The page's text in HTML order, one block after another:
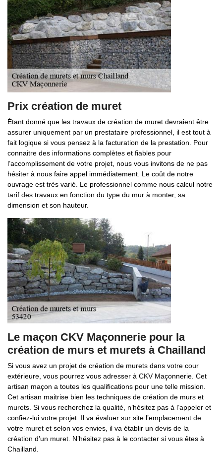
Prix création de muret
Étant donné que les travaux de création de muret devraient être
assurer uniquement par un prestataire professionnel, il est tout à
fait logique si vous pensez à la facturation de la prestation. Pour
connaitre des informations complètes et fiables pour
l’accomplissement de votre projet, nous vous invitons de ne pas
hésiter à nous faire appel immédiatement. Le coût de notre
ouvrage est très varié. Le professionnel comme nous calcul notre
tarif des travaux en fonction du type du mur à monter, sa
dimension et son hauteur.
Le maçon CKV Maçonnerie pour la
création de murs et murets à Chailland
Si vous avez un projet de création de murets dans votre cour
extérieure, vous pourrez vous adresser à CKV Maçonnerie. Cet
artisan maçon a toutes les qualifications pour une telle mission.
Cet artisan maitrise bien les techniques de création de murs et
murets. Si vous recherchez la qualité, n’hésitez pas à l’appeler et
confiez-lui votre projet. Il va évaluer sur site l’emplacement de
votre muret et selon vos envies, il va établir un devis de la
création d’un muret. N’hésitez pas à le contacter si vous êtes à
Chailland.